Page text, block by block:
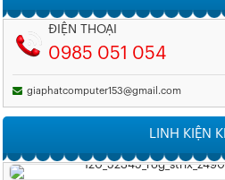
ĐIỆN THOẠI
0985 051 054
giaphatcomputer153@gmail.com
LINH KIỆN